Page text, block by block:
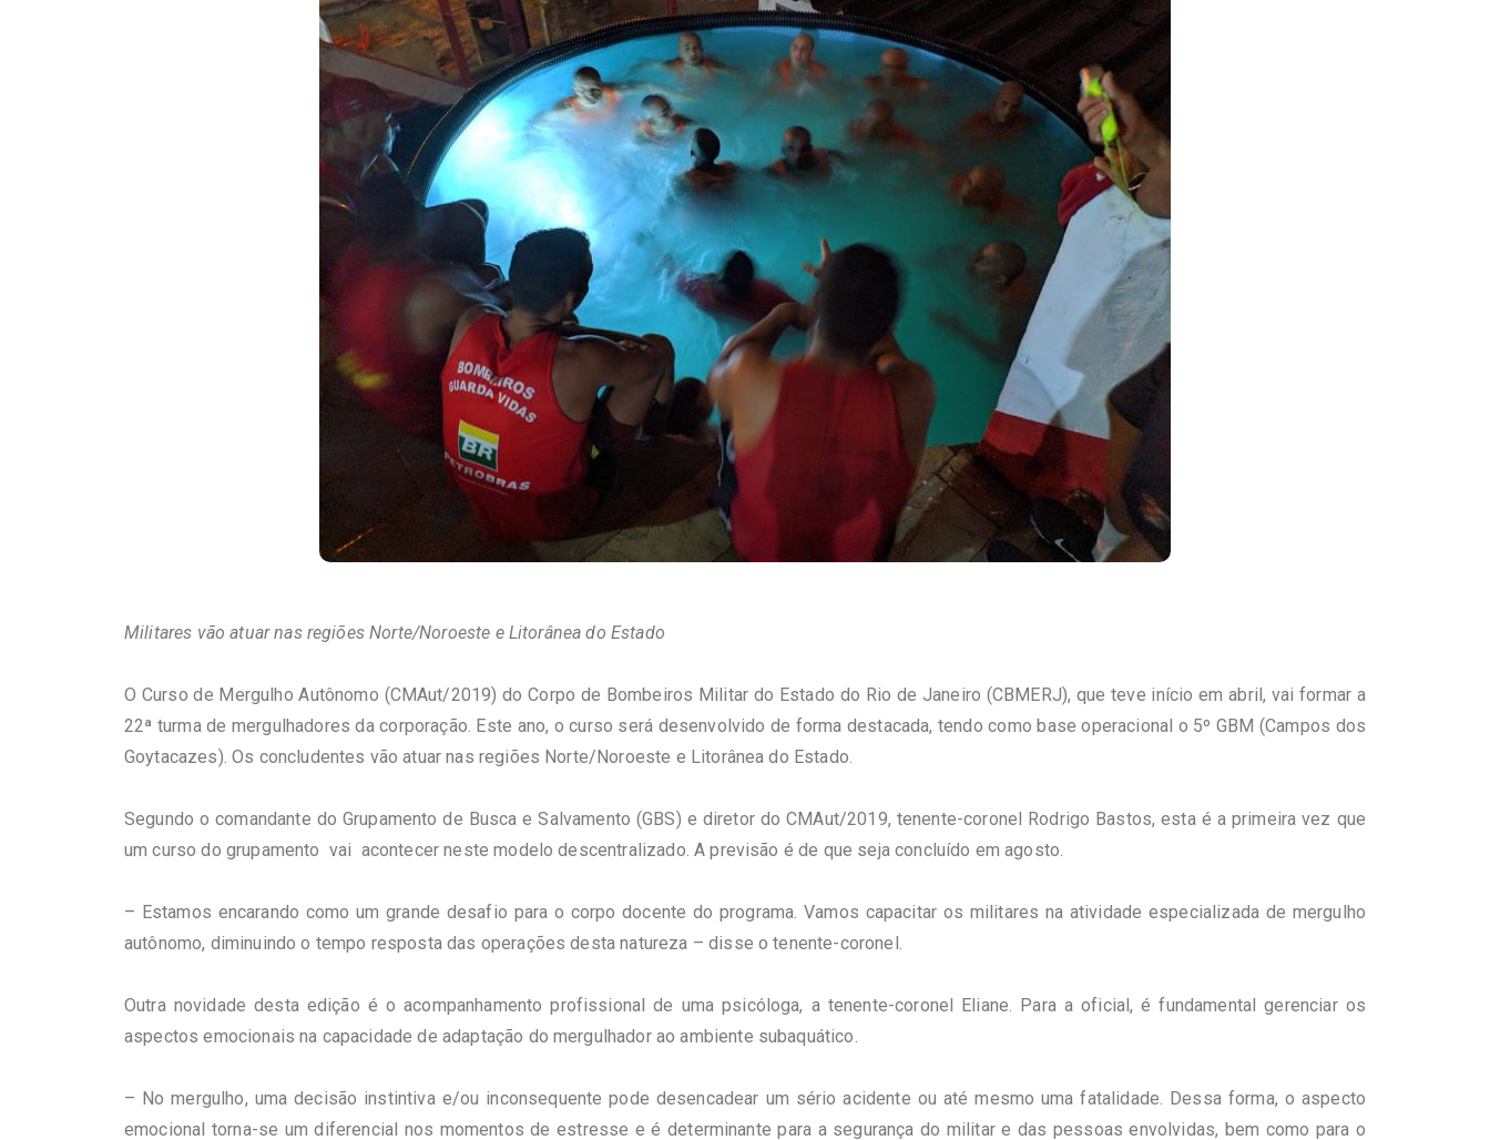
Militares vão atuar nas regiões Norte/Noroeste e Litorânea do Estado
O Curso de Mergulho Autônomo (CMAut/2019) do Corpo de Bombeiros Militar do Estado do Rio de Janeiro (CBMERJ), que teve início em abril, vai formar a
22ª turma de mergulhadores da corporação. Este ano, o curso será desenvolvido de forma destacada, tendo como base operacional o 5º GBM (Campos dos
Goytacazes). Os concludentes vão atuar nas regiões Norte/Noroeste e Litorânea do Estado.
Segundo o comandante do Grupamento de Busca e Salvamento (GBS) e diretor do CMAut/2019, tenente-coronel Rodrigo Bastos, esta é a primeira vez que
um curso do grupamento vai acontecer neste modelo descentralizado. A previsão é de que seja concluído em agosto.
– Estamos encarando como um grande desafio para o corpo docente do programa. Vamos capacitar os militares na atividade especializada de mergulho
autônomo, diminuindo o tempo resposta das operações desta natureza – disse o tenente-coronel.
Outra novidade desta edição é o acompanhamento profissional de uma psicóloga, a tenente-coronel Eliane. Para a oficial, é fundamental gerenciar os
aspectos emocionais na capacidade de adaptação do mergulhador ao ambiente subaquático.
– No mergulho, uma decisão instintiva e/ou inconsequente pode desencadear um sério acidente ou até mesmo uma fatalidade. Dessa forma, o aspecto
emocional torna-se um diferencial nos momentos de estresse e é determinante para a segurança do militar e das pessoas envolvidas, bem como para o